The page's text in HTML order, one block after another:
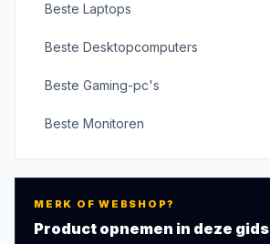
Beste Laptops
Beste Desktopcomputers
Beste Gaming-pc's
Beste Monitoren
MERK OF WEBSHOP?
Product opnemen in deze gids